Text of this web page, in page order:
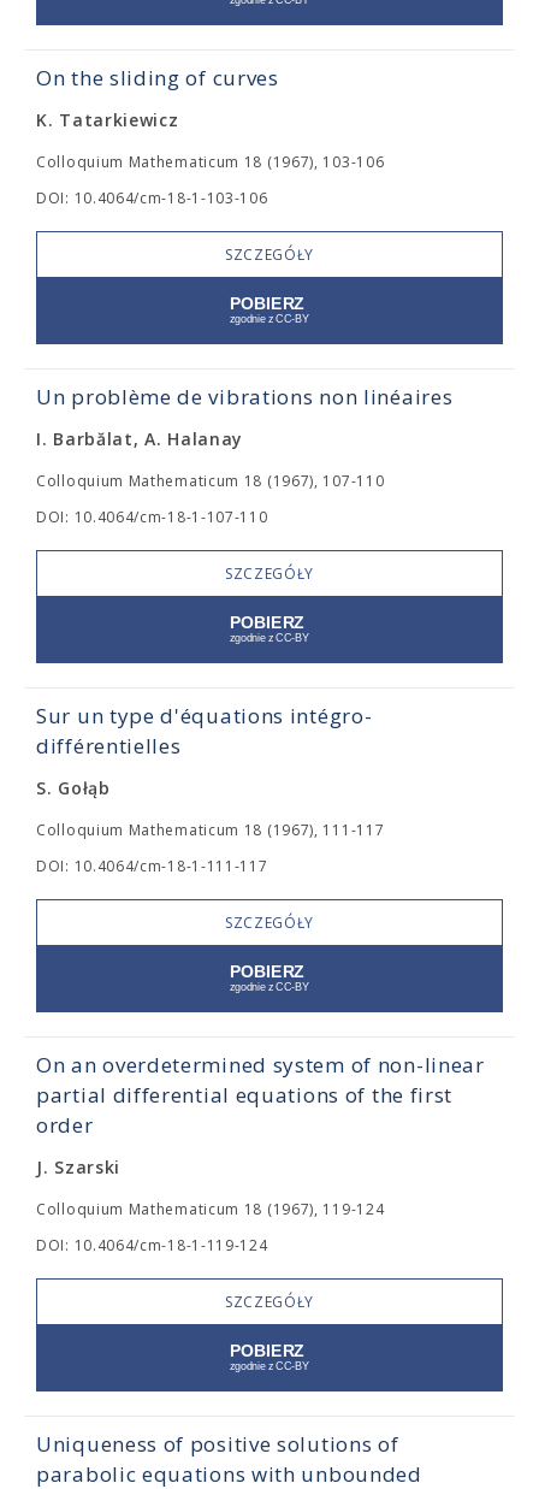
On the sliding of curves
K. Tatarkiewicz
Colloquium Mathematicum 18 (1967), 103-106
DOI: 10.4064/cm-18-1-103-106
SZCZEGÓŁY
Un problème de vibrations non linéaires
I. Barbălat, A. Halanay
Colloquium Mathematicum 18 (1967), 107-110
DOI: 10.4064/cm-18-1-107-110
SZCZEGÓŁY
Sur un type d'équations intégro-
différentielles
S. Gołąb
Colloquium Mathematicum 18 (1967), 111-117
DOI: 10.4064/cm-18-1-111-117
SZCZEGÓŁY
On an overdetermined system of non-linear
partial differential equations of the first
order
J. Szarski
Colloquium Mathematicum 18 (1967), 119-124
DOI: 10.4064/cm-18-1-119-124
SZCZEGÓŁY
Uniqueness of positive solutions of
parabolic equations with unbounded